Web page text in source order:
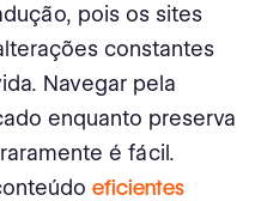
pois os sites
constantes
Navegar pela
enquanto preserva
é fácil.
eficientes